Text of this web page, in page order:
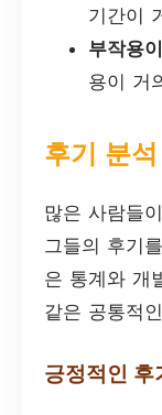
기간이
부작용
용이 거
후기 분석
많은 사람들
그들의 후기
은 통계와 개
같은 공통적
긍정적인 후